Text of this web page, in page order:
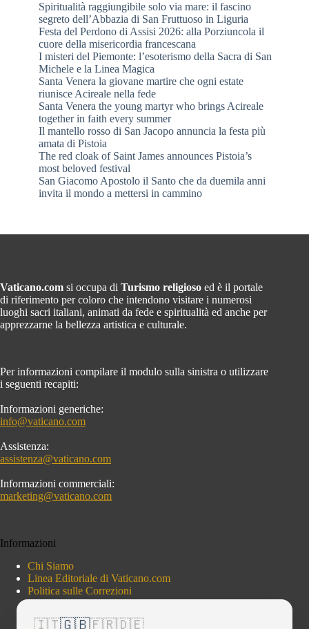
Spiritualità raggiungibile solo via mare: il fascino
segreto dell’Abbazia di San Fruttuoso in Liguria
Festa del Perdono di Assisi 2026: alla Porziuncola il
cuore della misericordia francescana
I misteri del Piemonte: l’esoterismo della Sacra di San
Michele e la Linea Magica
Santa Venera la giovane martire che ogni estate
riunisce Acireale nella fede
Santa Venera the young martyr who brings Acireale
together in faith every summer
Il mantello rosso di San Jacopo annuncia la festa più
amata di Pistoia
The red cloak of Saint James announces Pistoia’s
most beloved festival
San Giacomo Apostolo il Santo che da duemila anni
invita il mondo a mettersi in cammino
Vaticano.com si occupa di Turismo religioso ed è il portale
di riferimento per coloro che intendono visitare i numerosi
luoghi sacri italiani, animati da fede e spiritualità ed anche per
apprezzarne la bellezza artistica e culturale.
Per informazioni compilare il modulo sulla sinistra o utilizzare
i seguenti recapiti:
Informazioni generiche:
info@vaticano.com
Assistenza:
assistenza@vaticano.com
Informazioni commerciali:
marketing@vaticano.com
Informazioni
Chi Siamo
Linea Editoriale di Vaticano.com
Politica sulle Correzioni
🇮🇹🇬🇧🇫🇷🇩🇪